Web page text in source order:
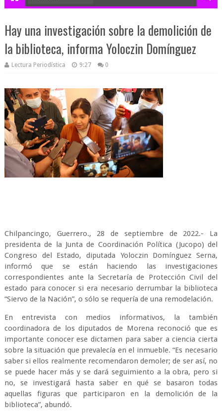
Hay una investigación sobre la demolición de
la biblioteca, informa Yoloczin Domínguez
Lectura Periodística 9:27 0
Chilpancingo, Guerrero., 28 de septiembre de 2022.- La
presidenta de la Junta de Coordinación Política (Jucopo) del
Congreso del Estado, diputada Yoloczin Domínguez Serna,
informó que se están haciendo las investigaciones
correspondientes ante la Secretaría de Protección Civil del
estado para conocer si era necesario derrumbar la biblioteca
“Siervo de la Nación”, o sólo se requería de una remodelación.
En entrevista con medios informativos, la también
coordinadora de los diputados de Morena reconoció que es
importante conocer ese dictamen para saber a ciencia cierta
sobre la situación que prevalecía en el inmueble. “Es necesario
saber si ellos realmente recomendaron demoler; de ser así, no
se puede hacer más y se dará seguimiento a la obra, pero si
no, se investigará hasta saber en qué se basaron todas
aquellas figuras que participaron en la demolición de la
biblioteca”, abundó.